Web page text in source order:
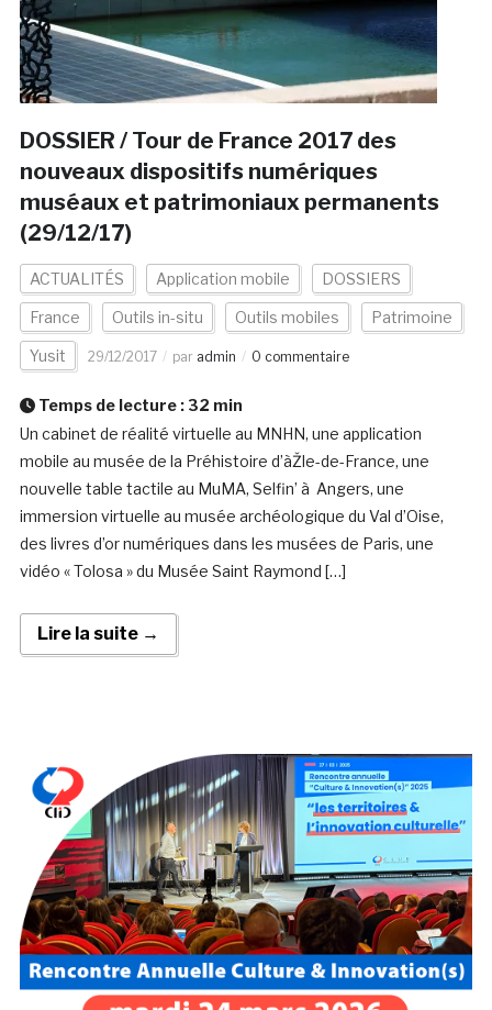
DOSSIER / Tour de France 2017 des
nouveaux dispositifs numériques
muséaux et patrimoniaux permanents
(29/12/17)
ACTUALITÉS Application mobile DOSSIERS
France Outils in-situ Outils mobiles Patrimoine
Yusit 29/12/2017 par admin 0 commentaire
Temps de lecture : 32 min
Un cabinet de réalité virtuelle au MNHN, une application
mobile au musée de la Préhistoire d’àŽle-de-France, une
nouvelle table tactile au MuMA, Selfin’ à Angers, une
immersion virtuelle au musée archéologique du Val d’Oise,
des livres d’or numériques dans les musées de Paris, une
vidéo « Tolosa » du Musée Saint Raymond […]
Lire la suite →